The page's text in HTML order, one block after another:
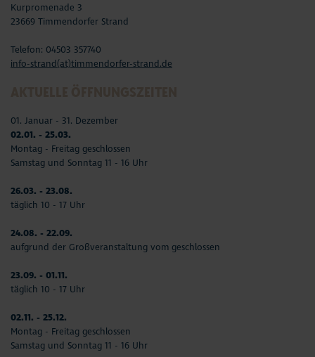
Kurpromenade 3
23669 Timmendorfer Strand
Telefon: 04503 357740
info-strand(at)timmendorfer-strand.de
01. Januar - 31. Dezember
02.01. - 25.03.
Montag - Freitag geschlossen
Samstag und Sonntag 11 - 16 Uhr
26.03. - 23.08.
täglich 10 - 17 Uhr
24.08. - 22.09.
aufgrund der Großveranstaltung vom geschlossen
23.09. - 01.11.
täglich 10 - 17 Uhr
02.11. - 25.12.
Montag - Freitag geschlossen
Samstag und Sonntag 11 - 16 Uhr